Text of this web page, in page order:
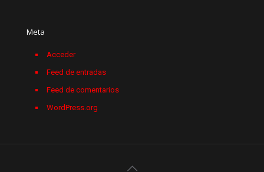
Meta
Acceder
Feed de entradas
Feed de comentarios
WordPress.org